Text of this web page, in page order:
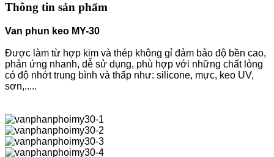
Thông tin sản phẩm
Van phun keo MY-30
Được làm từ hợp kim và thép không gỉ đảm bảo độ bền cao,
phản ứng nhanh, dễ sử dụng, phù hợp với những chất lỏng
có độ nhớt trung bình và thấp như: silicone, mực, keo UV,
sơn,.....